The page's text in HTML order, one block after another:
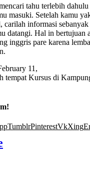
tahu terlebih dahulu
masuki. Setelah kamu
carilah informasi sebanyak
datangi. Hal in bertujuan
inggris pare karena
11,
tempat Kursus di
TumblrPinterestVkXing